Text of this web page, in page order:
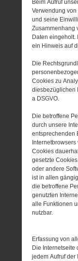
Beim Aufruf
Verwendung
und seine
Zusammenhang
Daten eingeholt.
ein Hinweis auf
Die
Cookies zu
diesbezüglichen
a DSGVO.
Die betroffene
durch unsere
entsprechenden
Cookies
gesetzte
oder andere
ist in allen
die betroffene
genutzten
alle Funktionen
nutzbar.
Erfassung von
Die Internetseite
jedem Aufruf der